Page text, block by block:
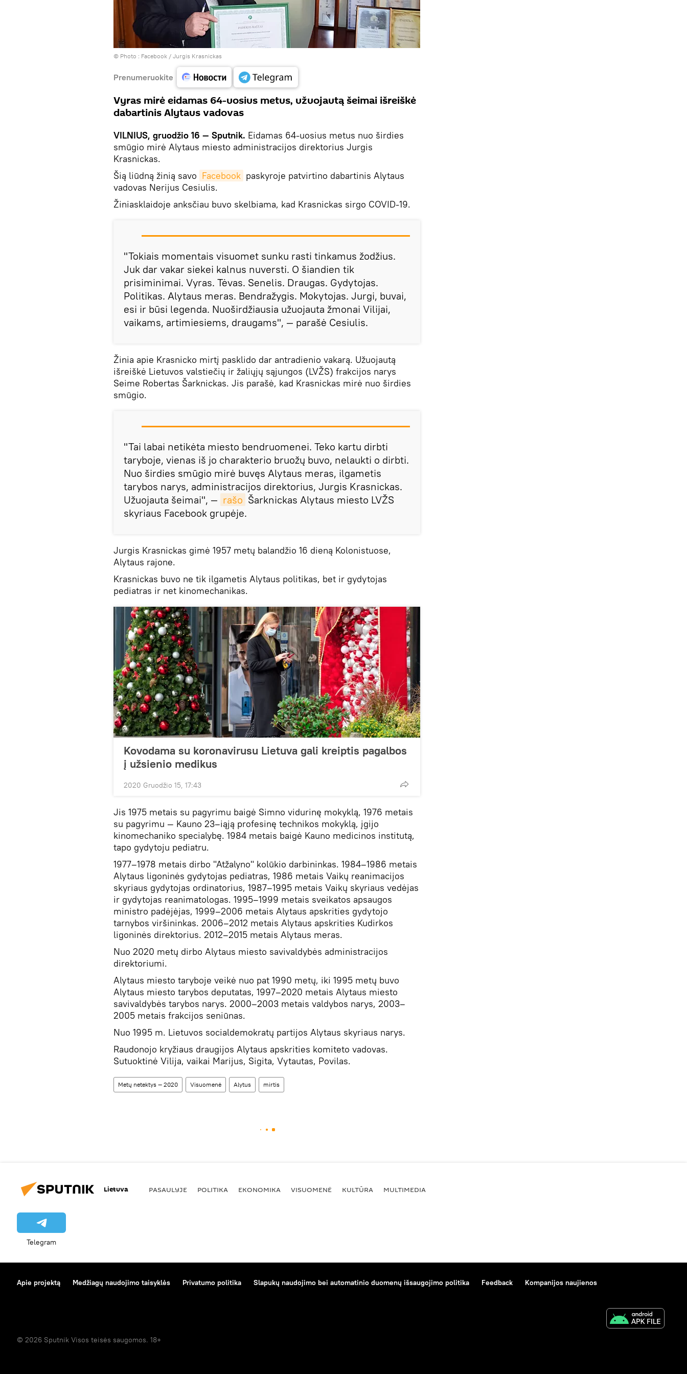
© Photo : Facebook / Jurgis Krasnickas
Prenumeruokite
Vyras mirė eidamas 64-uosius metus, užuojautą šeimai išreiškė
dabartinis Alytaus vadovas
VILNIUS, gruodžio 16 — Sputnik. Eidamas 64-uosius metus nuo širdies
smūgio mirė Alytaus miesto administracijos direktorius Jurgis
Krasnickas.
Šią liūdną žinią savo Facebook paskyroje patvirtino dabartinis Alytaus
vadovas Nerijus Cesiulis.
Žiniasklaidoje anksčiau buvo skelbiama, kad Krasnickas sirgo COVID-19.
"Tokiais momentais visuomet sunku rasti tinkamus žodžius.
Juk dar vakar siekei kalnus nuversti. O šiandien tik
prisiminimai. Vyras. Tėvas. Senelis. Draugas. Gydytojas.
Politikas. Alytaus meras. Bendražygis. Mokytojas. Jurgi, buvai,
esi ir būsi legenda. Nuoširdžiausia užuojauta žmonai Vilijai,
vaikams, artimiesiems, draugams", — parašė Cesiulis.
Žinia apie Krasnicko mirtį pasklido dar antradienio vakarą. Užuojautą
išreiškė Lietuvos valstiečių ir žaliųjų sąjungos (LVŽS) frakcijos narys
Seime Robertas Šarknickas. Jis parašė, kad Krasnickas mirė nuo širdies
smūgio.
"Tai labai netikėta miesto bendruomenei. Teko kartu dirbti
taryboje, vienas iš jo charakterio bruožų buvo, nelaukti o dirbti.
Nuo širdies smūgio mirė buvęs Alytaus meras, ilgametis
tarybos narys, administracijos direktorius, Jurgis Krasnickas.
Užuojauta šeimai", — rašo Šarknickas Alytaus miesto LVŽS
skyriaus Facebook grupėje.
Jurgis Krasnickas gimė 1957 metų balandžio 16 dieną Kolonistuose,
Alytaus rajone.
Krasnickas buvo ne tik ilgametis Alytaus politikas, bet ir gydytojas
pediatras ir net kinomechanikas.
Kovodama su koronavirusu Lietuva gali kreiptis pagalbos
į užsienio medikus
2020 Gruodžio 15, 17:43
Jis 1975 metais su pagyrimu baigė Simno vidurinę mokyklą, 1976 metais
su pagyrimu — Kauno 23–iąją profesinę technikos mokyklą, įgijo
kinomechaniko specialybę. 1984 metais baigė Kauno medicinos institutą,
tapo gydytoju pediatru.
1977–1978 metais dirbo "Atžalyno" kolūkio darbininkas. 1984–1986 metais
Alytaus ligoninės gydytojas pediatras, 1986 metais Vaikų reanimacijos
skyriaus gydytojas ordinatorius, 1987–1995 metais Vaikų skyriaus vedėjas
ir gydytojas reanimatologas. 1995–1999 metais sveikatos apsaugos
ministro padėjėjas, 1999–2006 metais Alytaus apskrities gydytojo
tarnybos viršininkas. 2006–2012 metais Alytaus apskrities Kudirkos
ligoninės direktorius. 2012–2015 metais Alytaus meras.
Nuo 2020 metų dirbo Alytaus miesto savivaldybės administracijos
direktoriumi.
Alytaus miesto taryboje veikė nuo pat 1990 metų, iki 1995 metų buvo
Alytaus miesto tarybos deputatas, 1997–2020 metais Alytaus miesto
savivaldybės tarybos narys. 2000–2003 metais valdybos narys, 2003–
2005 metais frakcijos seniūnas.
Nuo 1995 m. Lietuvos socialdemokratų partijos Alytaus skyriaus narys.
Raudonojo kryžiaus draugijos Alytaus apskrities komiteto vadovas.
Sutuoktinė Vilija, vaikai Marijus, Sigita, Vytautas, Povilas.
Metų netektys — 2020 Visuomenė Alytus mirtis
Lietuva PASAULYJE POLITIKA EKONOMIKA VISUOMENĖ KULTŪRA MULTIMEDIA
Telegram
Apie projektą Medžiagų naudojimo taisyklės Privatumo politika Slapukų naudojimo bei automatinio duomenų išsaugojimo politika Feedback Kompanijos naujienos
© 2026 Sputnik Visos teisės saugomos. 18+